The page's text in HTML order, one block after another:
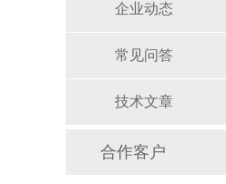
企业动态
常见问答
技术文章
合作客户